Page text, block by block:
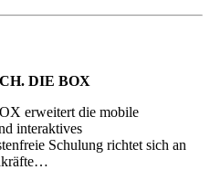
DIE BOX
erweitert die mobile
interaktives
Schulung richtet sich an